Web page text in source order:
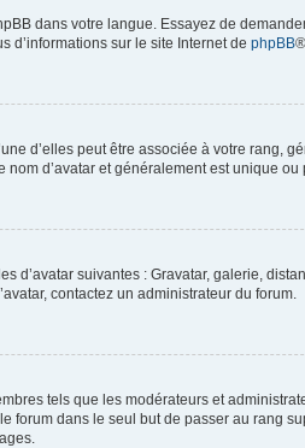
dans votre langue. Essayez de
d’informations sur le site Internet de phpBB®.
d’elles peut être associée à votre rang,
d’avatar et généralement est unique ou
d’avatar suivantes : Gravatar, galerie,
contactez un administrateur du forum.
tels que les modérateurs et
forum dans le seul but de passer au rang